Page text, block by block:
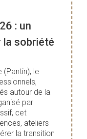
: un
la sobriété
(Pantin), le
autour de la
par
cet
ateliers
la transition